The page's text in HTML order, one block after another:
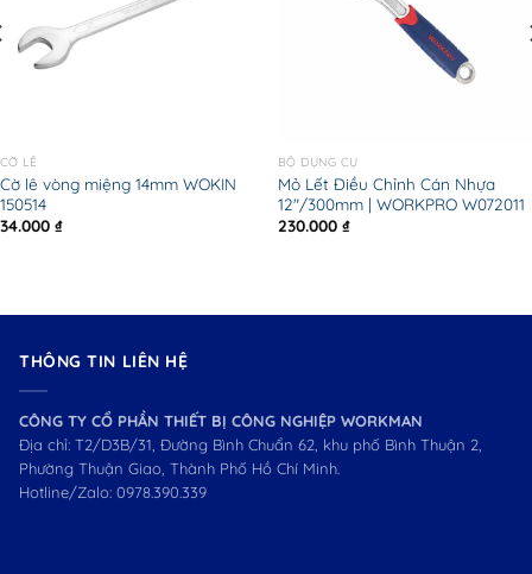
CỜ LÊ
Cờ lê vòng miệng 14mm WOKIN
150514
34.000 ₫
BỘ DỤNG CỤ
Mỏ Lết Điều Chỉnh Cán Nhựa
12″/300mm | WORKPRO W072011
230.000 ₫
THÔNG TIN LIÊN HỆ
CÔNG TY CỔ PHẦN THIẾT BỊ CÔNG NGHIỆP WORKMAN
Địa chỉ: T2/D3B/31, Đường Bình Chuẩn 62, khu phố Bình Thuận 2,
Phường Thuận Giao, Thành Phố Hồ Chí Minh.
Hotline/Zalo: 0978.390.339